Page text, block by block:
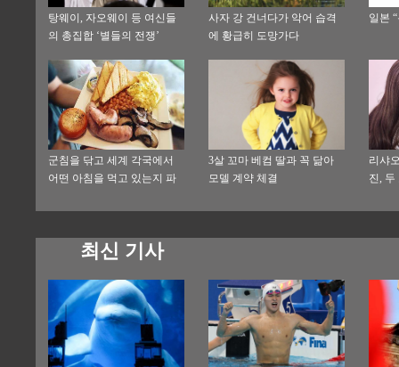
탕웨이, 자오웨이 등 여신들
의 총집합 ‘별들의 전쟁’
사자 강 건너다가 악어 습격
에 황급히 도망가다
일본
군침을 닦고 세계 각국에서
어떤 아침을 먹고 있는지 파
3살 꼬마 베컴 딸과 꼭 닮아
모델 계약 체결
리샤
진, 두
최신 기사